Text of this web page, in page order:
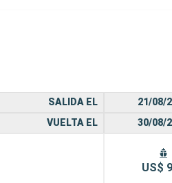
SALIDA EL
VUELTA EL
21/08/
30/08/
US$